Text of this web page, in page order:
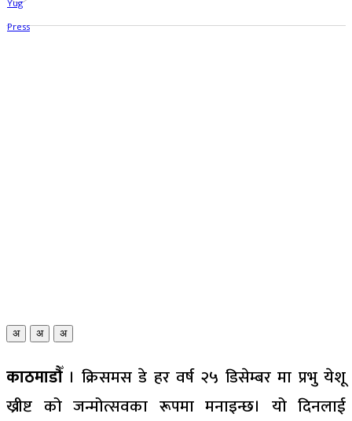
अ अ अ
काठमाडौँ। क्रिसमस डे हर वर्ष २५ डिसेम्बर मा प्रभु येशू
ख्रीष्ट को जन्मोत्सवका रूपमा मनाइन्छ। यो दिनलाई